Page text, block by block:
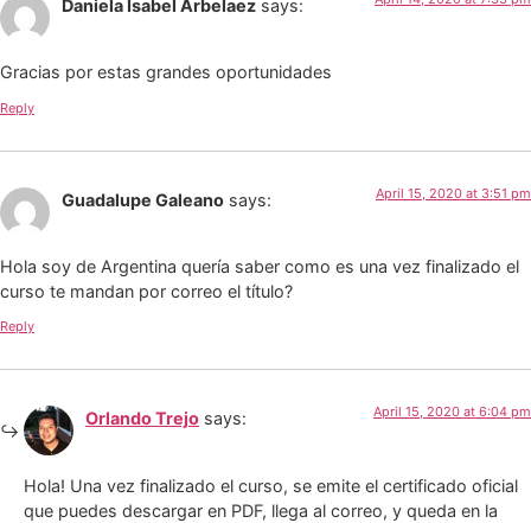
Daniela Isabel Arbelaez says:
Gracias por estas grandes oportunidades
Reply
Guadalupe Galeano says: April 15, 2020 at 3:51 pm
Hola soy de Argentina quería saber como es una vez finalizado el
curso te mandan por correo el título?
Reply
Orlando Trejo says: April 15, 2020 at 6:04 pm
Hola! Una vez finalizado el curso, se emite el certificado oficial
que puedes descargar en PDF, llega al correo, y queda en la